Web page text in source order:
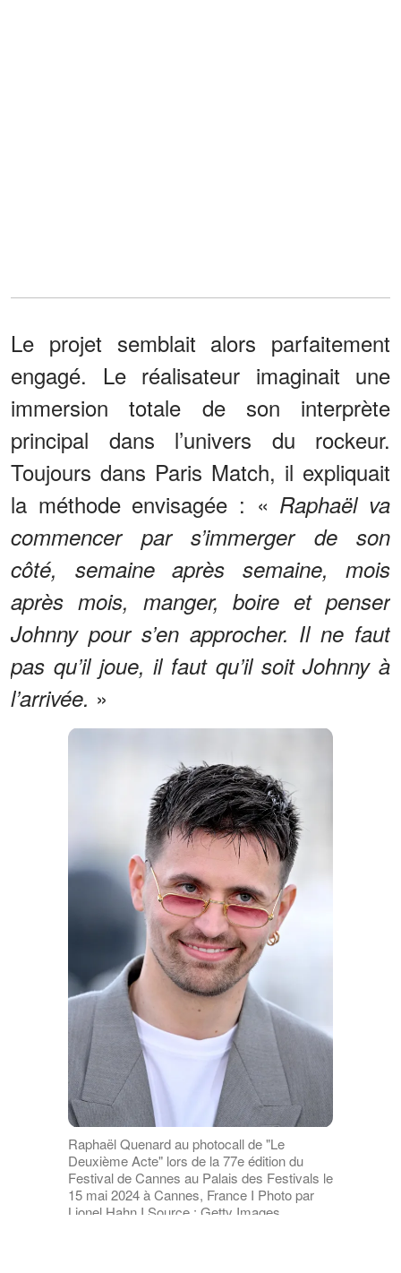
Le projet semblait alors parfaitement
engagé. Le réalisateur imaginait une
immersion totale de son interprète
principal dans l’univers du rockeur.
Toujours dans Paris Match, il expliquait
la méthode envisagée : « Raphaël va
commencer par s’immerger de son
côté, semaine après semaine, mois
après mois, manger, boire et penser
Johnny pour s’en approcher. Il ne faut
pas qu’il joue, il faut qu’il soit Johnny à
l’arrivée. »
Raphaël Quenard au photocall de "Le
Deuxième Acte" lors de la 77e édition du
Festival de Cannes au Palais des Festivals le
15 mai 2024 à Cannes, France I Photo par
Lionel Hahn I Source : Getty Images